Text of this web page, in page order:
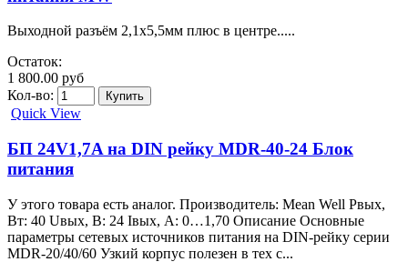
Выходной разъём 2,1х5,5мм плюс в центре.....
Остаток:
1 800.00 руб
Кол-во:
Quick View
БП 24V1,7A на DIN рейку MDR-40-24 Блок
питания
У этого товара есть аналог. Производитель: Mean Well Pвых,
Вт: 40 Uвых, В: 24 Iвых, А: 0…1,70 Описание Основные
параметры сетевых источников питания на DIN-рейку серии
MDR-20/40/60 Узкий корпус полезен в тех с...